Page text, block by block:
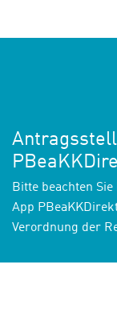
Bitte beachten
App
Verordnung der